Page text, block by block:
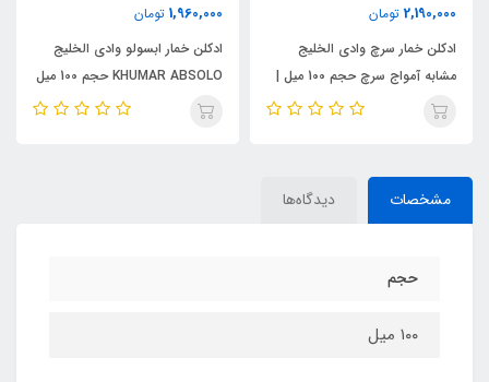
2,190,000 تومان
ادکلن خمار سرچ وادی الخلیج
مشابه آمواج سرچ حجم 100 میل |
KHUMAR Search Eau de
1,960,000 تومان
ادکلن خمار ابسولو وادی الخلیج
KHUMAR ABSOLO حجم 100 میل
| مشابه اورجینال ایو سن لورن مای
مشخصات دیدگاه‌ها
حجم
١٠٠ میل